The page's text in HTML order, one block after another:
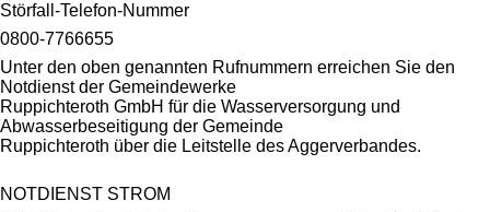
Störfall-Telefon-Nummer
0800-7766655
Unter den oben genannten Rufnummern erreichen Sie den
Notdienst der Gemeindewerke
Ruppichteroth GmbH für die Wasserversorgung und
Abwasserbeseitigung der Gemeinde
Ruppichteroth über die Leitstelle des Aggerverbandes.
NOTDIENST STROM